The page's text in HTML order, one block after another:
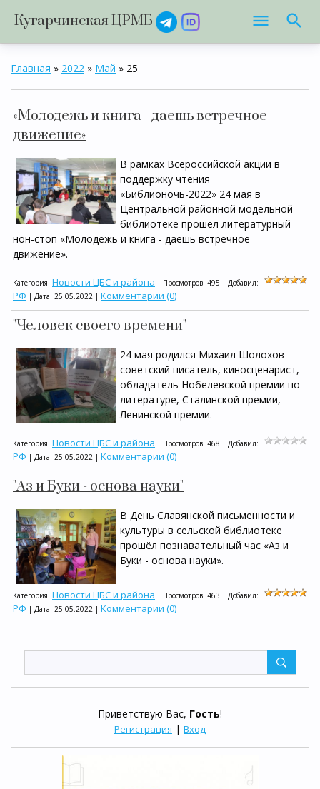
Кугарчинская ЦРМБ
Приветствую Вас, Гость!
Регистрация | Вход
Главная » 2022 » Май » 25
«Молодежь и книга - даешь встречное
движение»
В рамках Всероссийской акции в
поддержку чтения
«Библионочь-2022» 24 мая в
Центральной районной модельной
библиотеке прошел литературный
нон-стоп «Молодежь и книга - даешь встречное
движение».
Категория: Новости ЦБС и района | Просмотров: 495 | Добавил:
РФ | Дата: 25.05.2022 | Комментарии (0)
"Человек своего времени"
24 мая родился Михаил Шолохов –
советский писатель, киносценарист,
обладатель Нобелевской премии по
литературе, Сталинской премии,
Ленинской премии.
Категория: Новости ЦБС и района | Просмотров: 468 | Добавил:
РФ | Дата: 25.05.2022 | Комментарии (0)
"Аз и Буки - основа науки"
В День Славянской письменности и
культуры в сельской библиотеке
прошёл познавательный час «Аз и
Буки - основа науки».
Категория: Новости ЦБС и района | Просмотров: 463 | Добавил:
РФ | Дата: 25.05.2022 | Комментарии (0)